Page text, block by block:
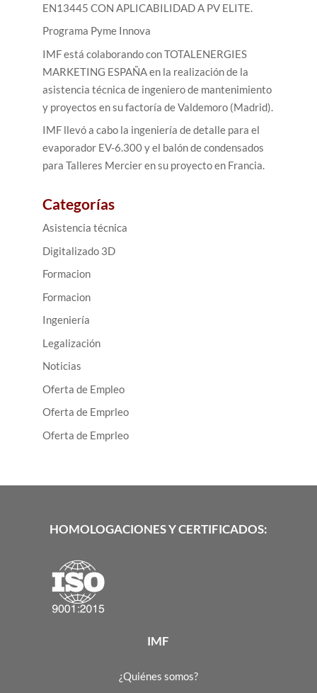
EN13445 CON APLICABILIDAD A PV ELITE.
Programa Pyme Innova
IMF está colaborando con TOTALENERGIES
MARKETING ESPAÑA en la realización de la
asistencia técnica de ingeniero de mantenimiento
y proyectos en su factoría de Valdemoro (Madrid).
IMF llevó a cabo la ingeniería de detalle para el
evaporador EV-6.300 y el balón de condensados
para Talleres Mercier en su proyecto en Francia.
Categorías
Asistencia técnica
Digitalizado 3D
Formacion
Formacion
Ingeniería
Legalización
Noticias
Oferta de Empleo
Oferta de Emprleo
Oferta de Emprleo
HOMOLOGACIONES Y CERTIFICADOS:
IMF
¿Quiénes somos?